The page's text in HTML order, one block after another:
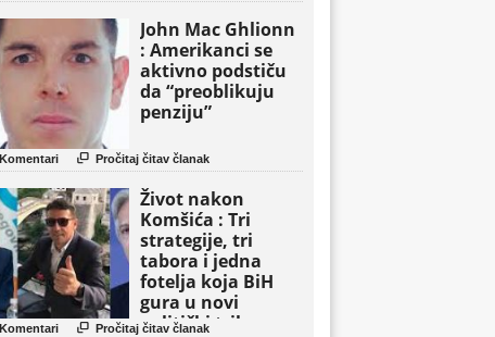
John Mac Ghlionn
: Amerikanci se
aktivno podstiču
da “preoblikuju
penziju”
Komentari  Pročitaj čitav članak
Život nakon
Komšića : Tri
strategije, tri
tabora i jedna
fotelja koja BiH
gura u novi
politički triler
Komentari  Pročitaj čitav članak